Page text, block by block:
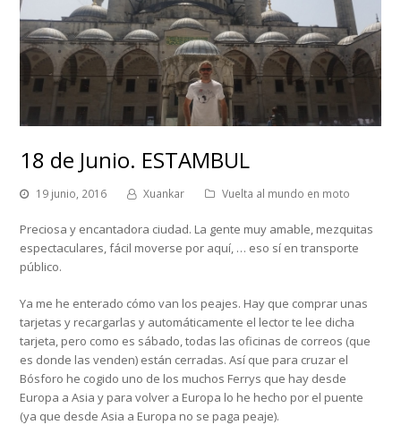
18 de Junio. ESTAMBUL
19 junio, 2016 Xuankar Vuelta al mundo en moto
Preciosa y encantadora ciudad. La gente muy amable, mezquitas
espectaculares, fácil moverse por aquí, … eso sí en transporte
público.
Ya me he enterado cómo van los peajes. Hay que comprar unas
tarjetas y recargarlas y automáticamente el lector te lee dicha
tarjeta, pero como es sábado, todas las oficinas de correos (que
es donde las venden) están cerradas. Así que para cruzar el
Bósforo he cogido uno de los muchos Ferrys que hay desde
Europa a Asia y para volver a Europa lo he hecho por el puente
(ya que desde Asia a Europa no se paga peaje).